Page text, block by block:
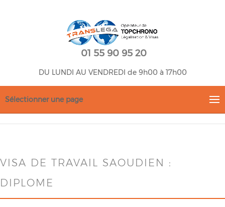
01 55 90 95 20
DU LUNDI AU VENDREDI de 9h00 à 17h00
Sélectionner une page
VISA DE TRAVAIL SAOUDIEN :
DIPLOME